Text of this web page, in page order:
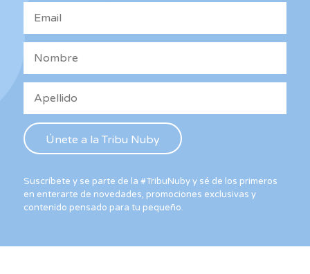
Suscríbete y se parte de la #TribuNuby y sé de los primeros
en enterarte de novedades, promociones exclusivas y
contenido pensado para tu pequeño.